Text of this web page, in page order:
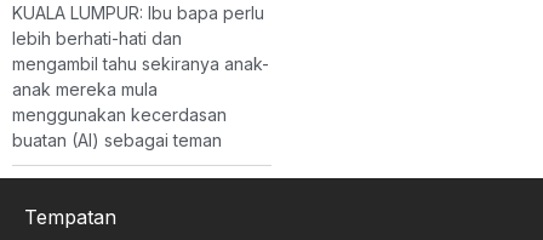
KUALA LUMPUR: Ibu bapa perlu
lebih berhati-hati dan
mengambil tahu sekiranya anak-
anak mereka mula
menggunakan kecerdasan
buatan (AI) sebagai teman
Tempatan